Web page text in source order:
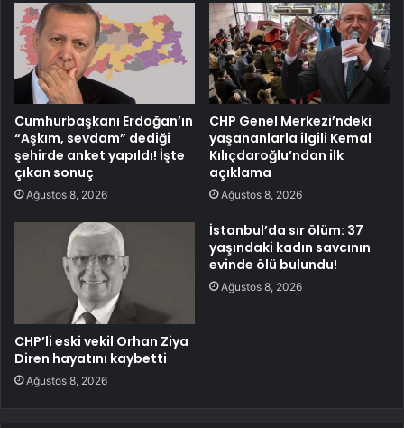
Cumhurbaşkanı Erdoğan’ın
“Aşkım, sevdam” dediği
şehirde anket yapıldı! İşte
çıkan sonuç
Ağustos 8, 2026
CHP Genel Merkezi’ndeki
yaşananlarla ilgili Kemal
Kılıçdaroğlu’ndan ilk
açıklama
Ağustos 8, 2026
CHP’li eski vekil Orhan Ziya
Diren hayatını kaybetti
Ağustos 8, 2026
İstanbul’da sır ölüm: 37
yaşındaki kadın savcının
evinde ölü bulundu!
Ağustos 8, 2026